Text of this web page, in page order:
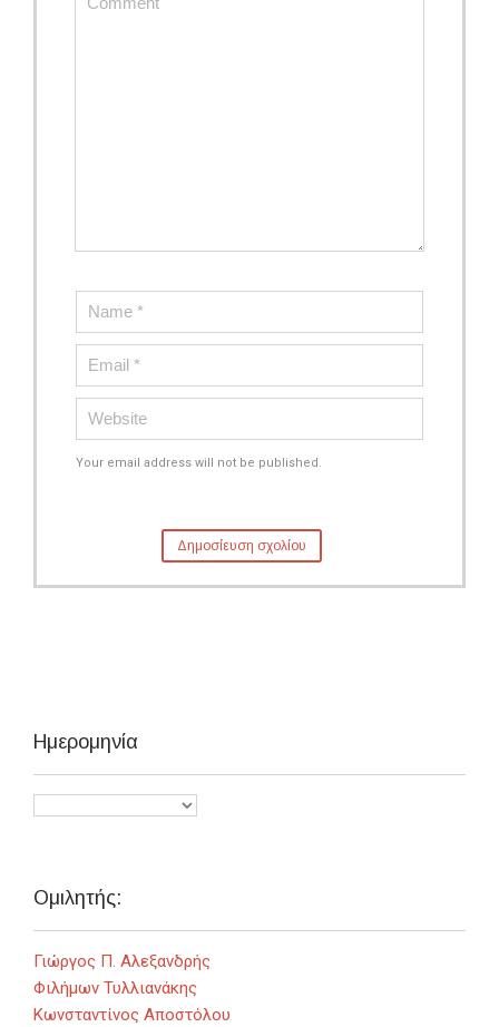
Your email address will not be published.
Ημερομηνία
Ομιλητής:
Γιώργος Π. Αλεξανδρής
Φιλήμων Τυλλιανάκης
Κωνσταντίνος Αποστόλου